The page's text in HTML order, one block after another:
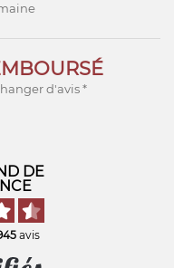
d'avis *
DE
avis